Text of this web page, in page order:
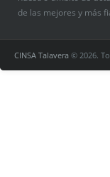
de las mejores y más
CINSA Talavera © 2026.